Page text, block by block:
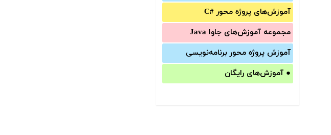
آموزش‌های پروژه محور #C
مجموعه آموزش‌های جاوا Java
آموزش‌ پروژه محور برنامه‌نویسی
● آموزش‌های رایگان